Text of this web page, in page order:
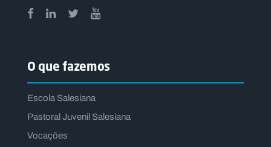
O que fazemos
Escola Salesiana
Pastoral Juvenil Salesiana
Vocações